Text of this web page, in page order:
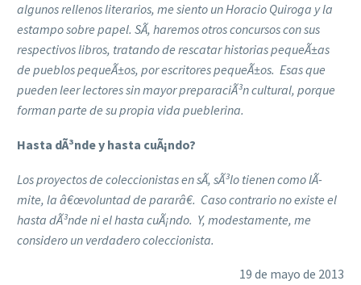
algunos rellenos literarios, me siento un Horacio Quiroga y la
estampo sobre papel. SÃ­, haremos otros concursos con sus
respectivos libros, tratando de rescatar historias pequeÃ±as
de pueblos pequeÃ±os, por escritores pequeÃ±os. Esas que
pueden leer lectores sin mayor preparaciÃ³n cultural, porque
forman parte de su propia vida pueblerina.
Hasta dÃ³nde y hasta cuÃ¡ndo?
Los proyectos de coleccionistas en sÃ­, sÃ³lo tienen como lÃ­
mite, la â€œvoluntad de pararâ€. Caso contrario no existe el
hasta dÃ³nde ni el hasta cuÃ¡ndo. Y, modestamente, me
considero un verdadero coleccionista.
19 de mayo de 2013